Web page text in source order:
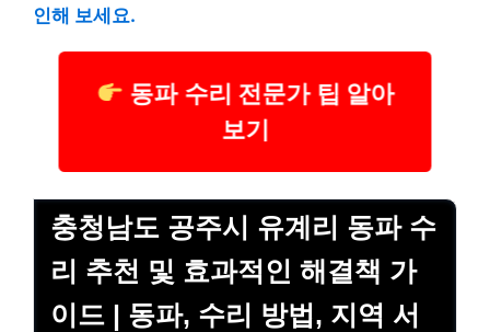
인해 보세요.
동파 수리 전문가 팁 알아
보기
충청남도 공주시 유계리 동파 수
리 추천 및 효과적인 해결책 가
이드 | 동파, 수리 방법, 지역 서